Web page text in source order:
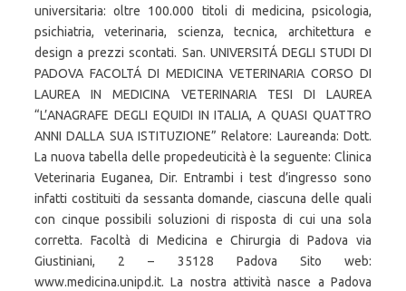
universitaria: oltre 100.000 titoli di medicina, psicologia,
psichiatria, veterinaria, scienza, tecnica, architettura e
design a prezzi scontati. San. UNIVERSITÁ DEGLI STUDI DI
PADOVA FACOLTÁ DI MEDICINA VETERINARIA CORSO DI
LAUREA IN MEDICINA VETERINARIA TESI DI LAUREA
“L’ANAGRAFE DEGLI EQUIDI IN ITALIA, A QUASI QUATTRO
ANNI DALLA SUA ISTITUZIONE” Relatore: Laureanda: Dott.
La nuova tabella delle propedeuticità è la seguente: Clinica
Veterinaria Euganea, Dir. Entrambi i test d’ingresso sono
infatti costituiti da sessanta domande, ciascuna delle quali
con cinque possibili soluzioni di risposta di cui una sola
corretta. Facoltà di Medicina e Chirurgia di Padova via
Giustiniani, 2 – 35128 Padova Sito web:
www.medicina.unipd.it. La nostra attività nasce a Padova